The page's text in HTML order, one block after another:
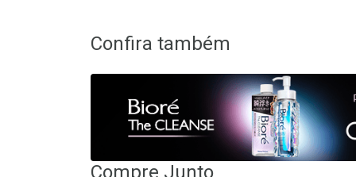
Confira também
Compre Junto